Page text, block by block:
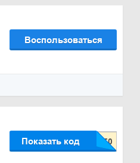
Воспользоваться
Показать код